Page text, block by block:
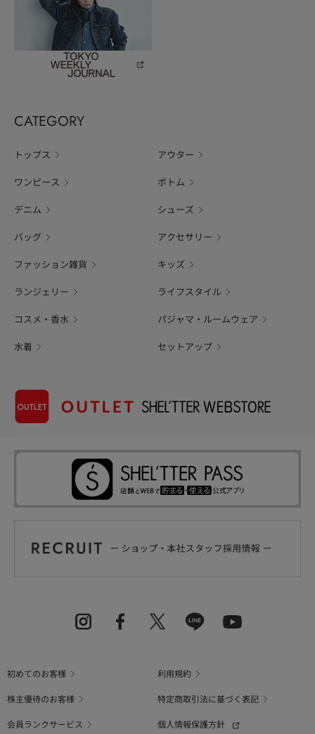
CATEGORY
トップス アウター
ワンピース ボトム
デニム シューズ
バッグ アクセサリー
ファッション雑貨 キッズ
ランジェリー ライフスタイル
コスメ・香水 パジャマ・ルームウェア
水着 セットアップ
初めてのお客様
利用規約
株主優待のお客様
特定商取引法に基づく表記
会員ランクサービス
個人情報保護方針